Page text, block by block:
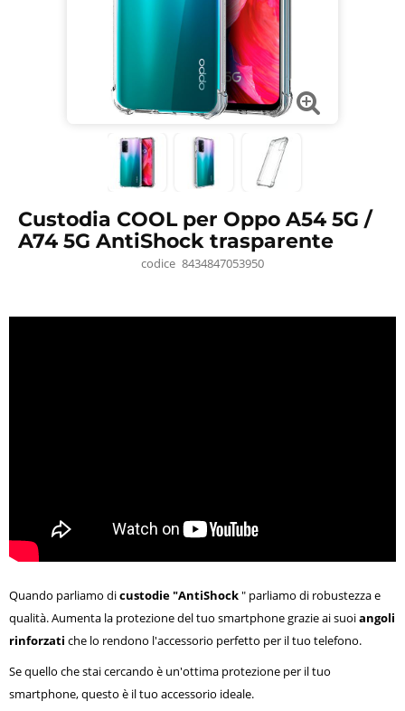
Custodia COOL per Oppo A54 5G /
A74 5G AntiShock trasparente
codice 8434847053950
Quando parliamo dicustodie "AntiShock" parliamo di robustezza e
qualità. Aumenta la protezione del tuo smartphone grazie ai suoiangoli
rinforzati che lo rendono l'accessorio perfetto per il tuo telefono.
Se quello che stai cercando è un'ottima protezione per il tuo
smartphone, questo è il tuo accessorio ideale.